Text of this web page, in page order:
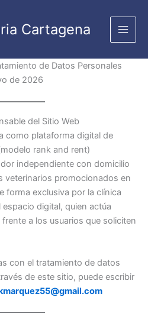
Cartagena
de Datos Personales
de 2026
del Sitio Web
como plataforma digital de
rank and rent)
independiente con domicilio
veterinarios promocionados en
forma exclusiva por la clínica
digital, quien actúa
a los usuarios que soliciten
con el tratamiento de datos
de este sitio, puede escribir